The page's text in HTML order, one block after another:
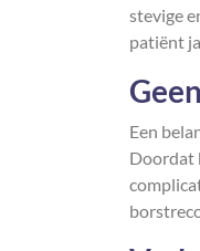
stevige
patiënt
Een
Doordat